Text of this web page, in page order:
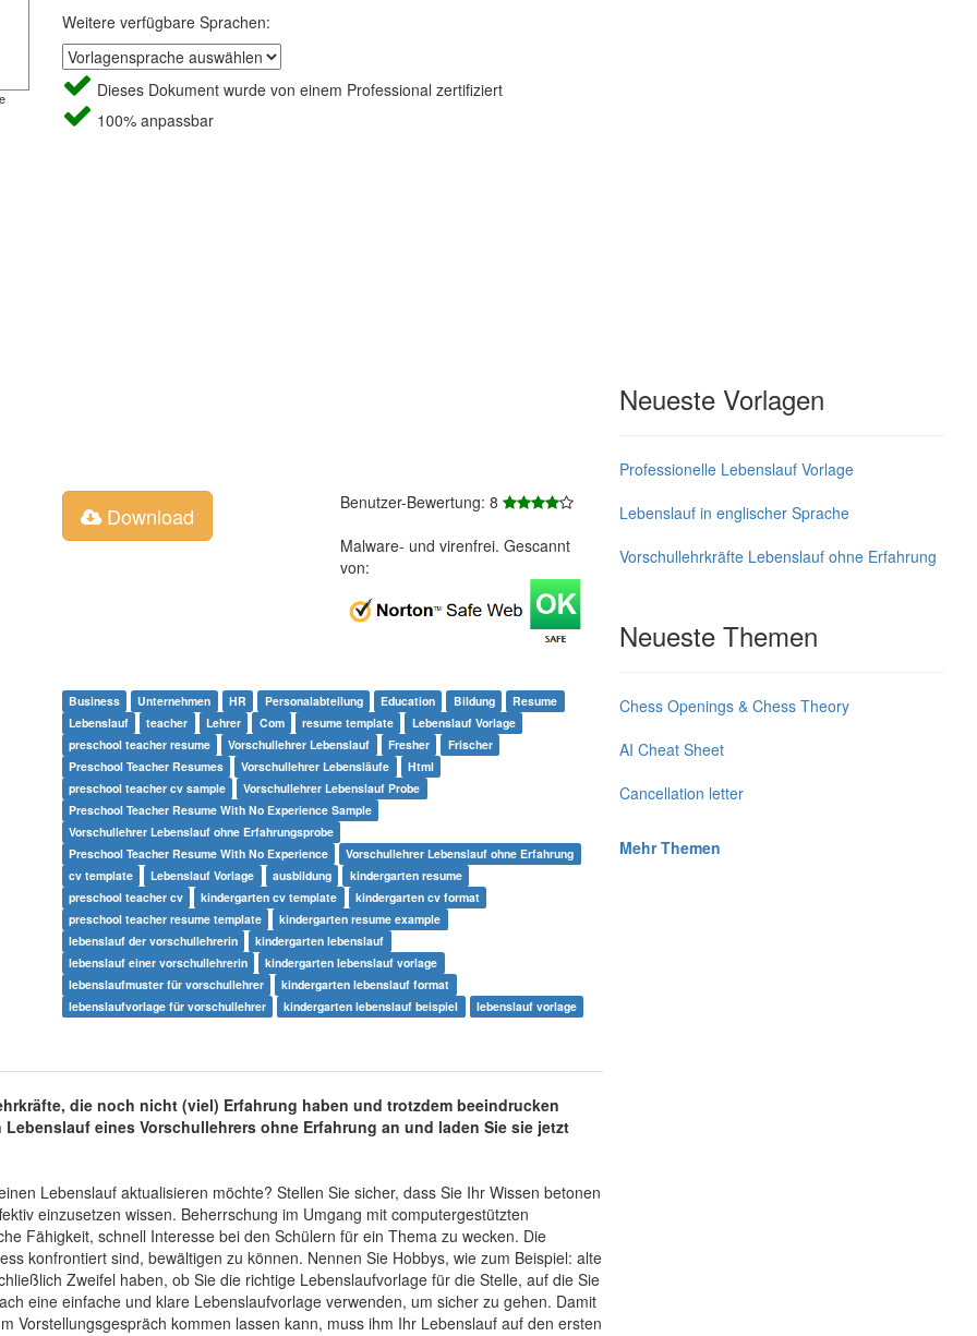
Weitere verfügbare Sprachen:
Dieses Dokument wurde von einem Professional zertifiziert
100% anpassbar
Download
Benutzer-Bewertung: 8
Malware- und virenfrei. Gescannt
von:
Business Unternehmen HR Personalabteilung Education Bildung
Resume
Lebenslauf
teacher Lehrer Com resume template
Lebenslauf Vorlage
preschool teacher resume
Vorschullehrer Lebenslauf Fresher
Frischer
Preschool Teacher Resumes
Vorschullehrer Lebensläufe
Html
preschool teacher cv sample
Vorschullehrer Lebenslauf Probe
Preschool Teacher Resume With No Experience Sample
Vorschullehrer Lebenslauf ohne Erfahrungsprobe
Preschool Teacher Resume With No Experience
Vorschullehrer Lebenslauf ohne Erfahrung
cv template
Lebenslauf Vorlage ausbildung
kindergarten resume
preschool teacher cv
kindergarten cv template
kindergarten cv format
preschool teacher resume template
kindergarten resume example
lebenslauf der vorschullehrerin
kindergarten lebenslauf
lebenslauf einer vorschullehrerin
kindergarten lebenslauf vorlage
lebenslaufmuster für vorschullehrer
kindergarten lebenslauf format
lebenslaufvorlage für vorschullehrer
kindergarten lebenslauf beispiel lebenslauf vorlage
die noch nicht (viel) Erfahrung haben und trotzdem beeindrucken
eines Vorschullehrers ohne Erfahrung an und laden Sie sie jetzt
Lebenslauf aktualisieren möchte? Stellen Sie sicher, dass Sie Ihr Wissen betonen
einzusetzen wissen. Beherrschung im Umgang mit computergestützten
Fähigkeit, schnell Interesse bei den Schülern für ein Thema zu wecken. Die
konfrontiert sind, bewältigen zu können. Nennen Sie Hobbys, wie zum Beispiel: alte
Zweifel haben, ob Sie die richtige Lebenslaufvorlage für die Stelle, auf die Sie
eine einfache und klare Lebenslaufvorlage verwenden, um sicher zu gehen. Damit
Vorstellungsgespräch kommen lassen kann, muss ihm Ihr Lebenslauf auf den ersten
Neueste Vorlagen
Professionelle Lebenslauf Vorlage
Lebenslauf in englischer Sprache
Vorschullehrkräfte Lebenslauf ohne Erfahrung
Neueste Themen
Chess Openings & Chess Theory
AI Cheat Sheet
Cancellation letter
Mehr Themen